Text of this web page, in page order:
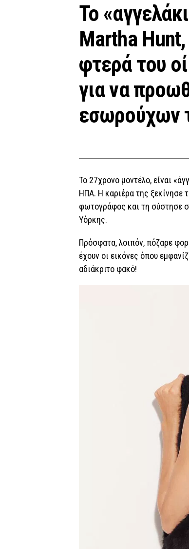
Το
Martha
φτερά του
για να
εσωρούχων
Το 27χρονο μοντέλο, είναι
ΗΠΑ. Η καριέρα της ξεκίνησε
φωτογράφος και τη σύστησε
Υόρκης.
Πρόσφατα, λοιπόν, πόζαρε
έχουν οι εικόνες όπου
αδιάκριτο φακό!